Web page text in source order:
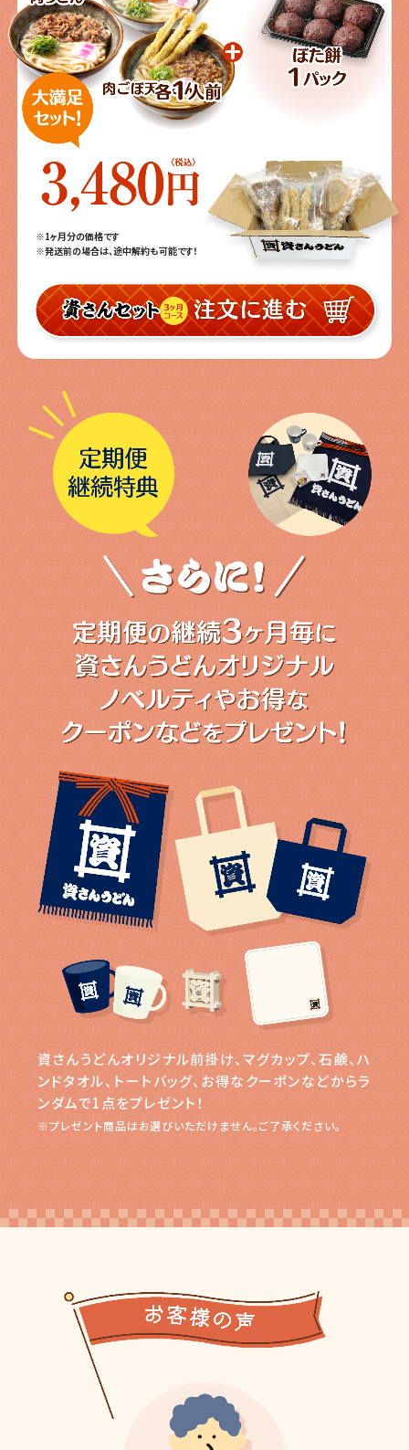
※1ヶ月分の価格です
※発送前の場合は、途中解約も可能です！
資さんうどんオリジナル前掛け、マグカップ、石鹸、ハ
ンドタオル、トートバッグ、お得なクーポンなどからラ
ンダムで1点をプレゼント！
※プレゼント商品はお選びいただけません。ご了承ください。